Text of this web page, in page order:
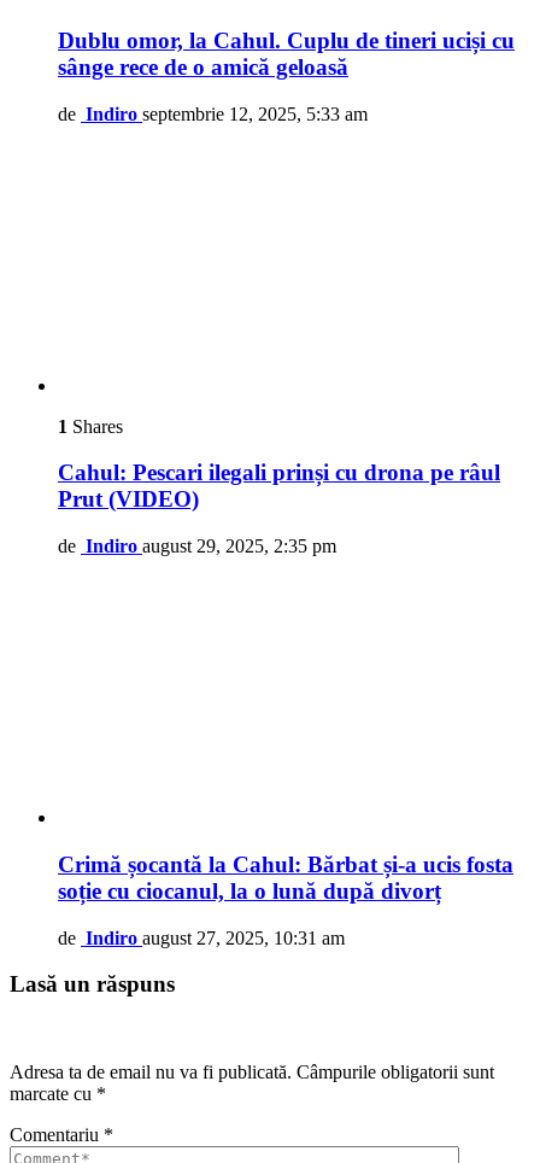
Dublu omor, la Cahul. Cuplu de tineri uciși cu
sânge rece de o amică geloasă
de Indiro septembrie 12, 2025, 5:33 am
1 Shares
Cahul: Pescari ilegali prinși cu drona pe râul
Prut (VIDEO)
de Indiro august 29, 2025, 2:35 pm
Crimă șocantă la Cahul: Bărbat și-a ucis fosta
soție cu ciocanul, la o lună după divorț
de Indiro august 27, 2025, 10:31 am
Lasă un răspuns
Adresa ta de email nu va fi publicată. Câmpurile obligatorii sunt
marcate cu *
Comentariu *